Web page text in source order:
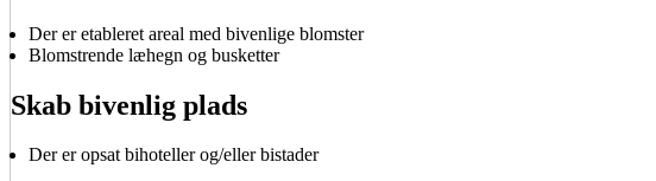
Der er etableret areal med bivenlige blomster
Blomstrende læhegn og busketter
Skab bivenlig plads
Der er opsat bihoteller og/eller bistader